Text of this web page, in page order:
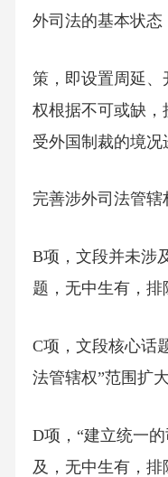
外司法的基本状态
策，即设置周延
权根据不可或缺
受外国制裁的境况
完善涉外司法管辖
B项，文段并未涉
题，无中生有，排
C项，文段核心话
法管辖权”范围扩
D项，“建立统一
及，无中生有，排